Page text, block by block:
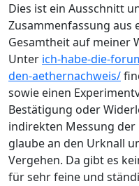
Dies ist ein Ausschnitt
Zusammenfassung aus
Gesamtheit auf meiner
Unter ich-habe-die-
den-aethernachweis/
sowie einen
Bestätigung oder
indirekten Messung
glaube an den Urknall
Vergehen. Da gibt es
für sehr feine und